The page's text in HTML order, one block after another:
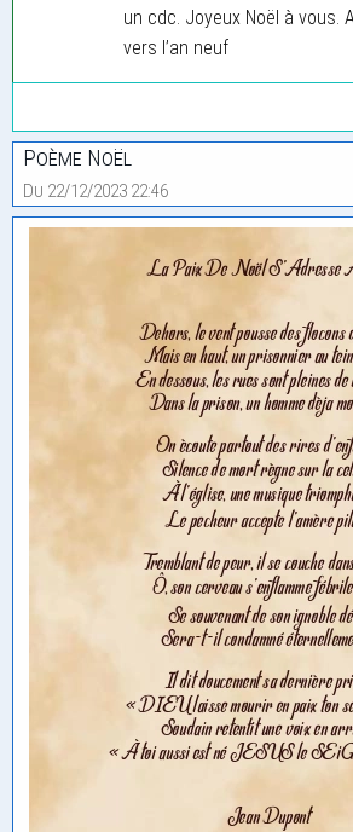
un cdc. Joyeux Noël à vous.
vers l’an neuf
Poème Noël
Du 22/12/2023 22:46